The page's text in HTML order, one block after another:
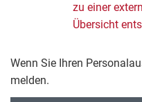
zu einer
Übersicht
Wenn Sie Ihren
melden.